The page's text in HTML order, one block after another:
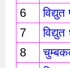
6
7
8